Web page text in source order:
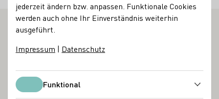
jederzeit ändern bzw. anpassen. Funktionale Cookies
werden auch ohne Ihr Einverständnis weiterhin
ausgeführt.
Impressum | Datenschutz
FunktionalFunktional